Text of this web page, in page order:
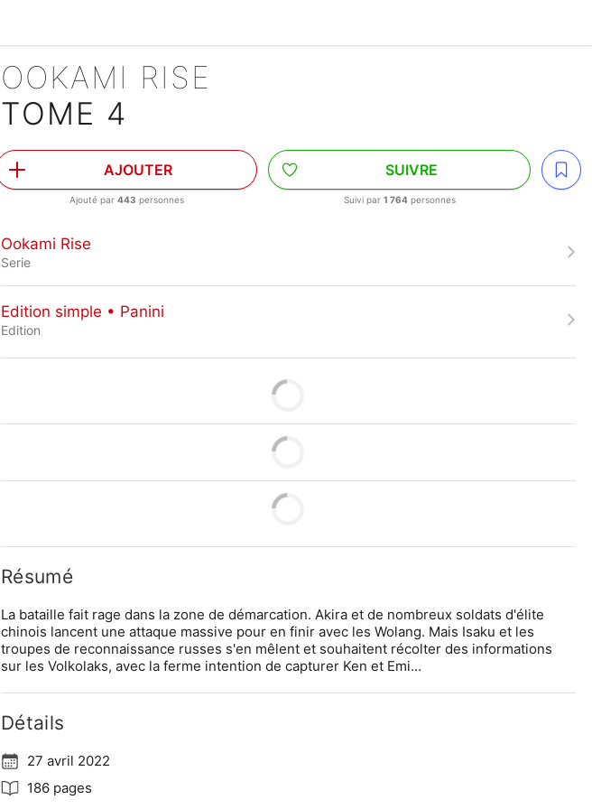
OOKAMI RISE
TOME 4
AJOUTER
Ajouté par 443 personnes
SUIVRE
Suivi par 1 764personnes
Ookami Rise
Serie
Edition simple • Panini
Edition
Résumé
La bataille fait rage dans la zone de démarcation. Akira et de nombreux soldats d'élite
chinois lancent une attaque massive pour en finir avec les Wolang. Mais Isaku et les
troupes de reconnaissance russes s'en mêlent et souhaitent récolter des informations
sur les Volkolaks, avec la ferme intention de capturer Ken et Emi…
Détails
27 avril 2022
186 pages